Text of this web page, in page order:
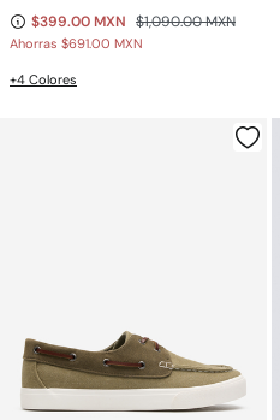
$399.00 MXN $1,090.00 MXN
Ahorras $691.00 MXN
+4 Colores